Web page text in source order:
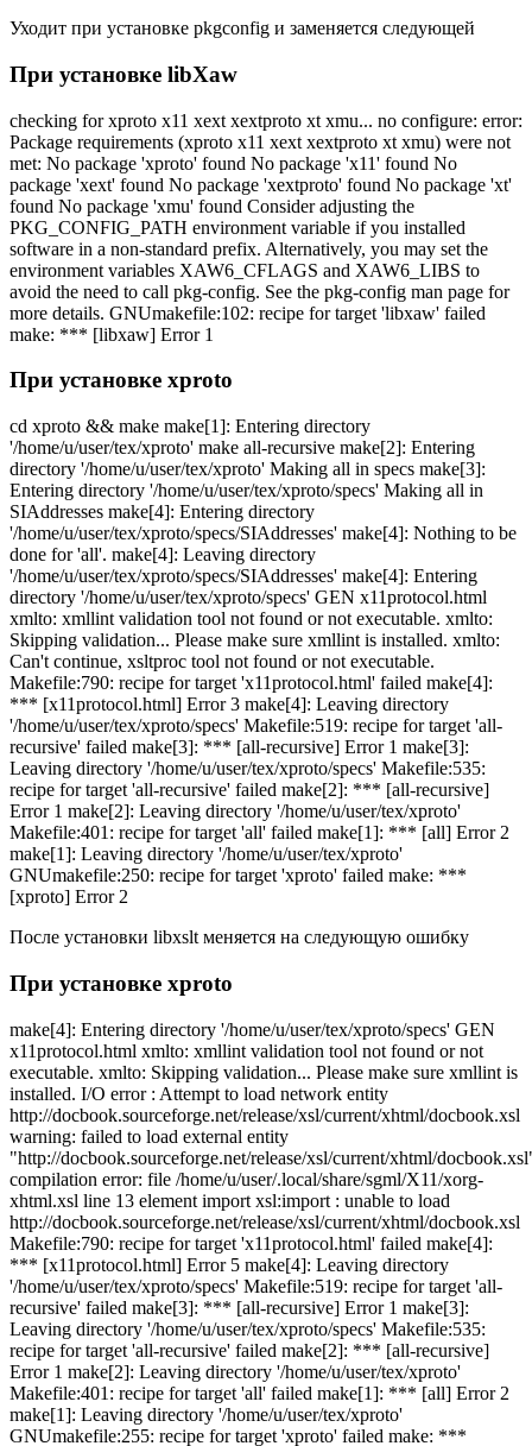
Уходит при установке pkgconfig и заменяется следующей
При установке libXaw
checking for xproto x11 xext xextproto xt xmu... no configure: error:
Package requirements (xproto x11 xext xextproto xt xmu) were not
met: No package 'xproto' found No package 'x11' found No
package 'xext' found No package 'xextproto' found No package 'xt'
found No package 'xmu' found Consider adjusting the
PKG_CONFIG_PATH environment variable if you installed
software in a non-standard prefix. Alternatively, you may set the
environment variables XAW6_CFLAGS and XAW6_LIBS to
avoid the need to call pkg-config. See the pkg-config man page for
more details. GNUmakefile:102: recipe for target 'libxaw' failed
make: *** [libxaw] Error 1
При установке xproto
cd xproto && make make[1]: Entering directory
'/home/u/user/tex/xproto' make all-recursive make[2]: Entering
directory '/home/u/user/tex/xproto' Making all in specs make[3]:
Entering directory '/home/u/user/tex/xproto/specs' Making all in
SIAddresses make[4]: Entering directory
'/home/u/user/tex/xproto/specs/SIAddresses' make[4]: Nothing to be
done for 'all'. make[4]: Leaving directory
'/home/u/user/tex/xproto/specs/SIAddresses' make[4]: Entering
directory '/home/u/user/tex/xproto/specs' GEN x11protocol.html
xmlto: xmllint validation tool not found or not executable. xmlto:
Skipping validation... Please make sure xmllint is installed. xmlto:
Can't continue, xsltproc tool not found or not executable.
Makefile:790: recipe for target 'x11protocol.html' failed make[4]:
*** [x11protocol.html] Error 3 make[4]: Leaving directory
'/home/u/user/tex/xproto/specs' Makefile:519: recipe for target 'all-
recursive' failed make[3]: *** [all-recursive] Error 1 make[3]:
Leaving directory '/home/u/user/tex/xproto/specs' Makefile:535:
recipe for target 'all-recursive' failed make[2]: *** [all-recursive]
Error 1 make[2]: Leaving directory '/home/u/user/tex/xproto'
Makefile:401: recipe for target 'all' failed make[1]: *** [all] Error 2
make[1]: Leaving directory '/home/u/user/tex/xproto'
GNUmakefile:250: recipe for target 'xproto' failed make: ***
[xproto] Error 2
После установки libxslt меняется на следующую ошибку
При установке xproto
make[4]: Entering directory '/home/u/user/tex/xproto/specs' GEN
x11protocol.html xmlto: xmllint validation tool not found or not
executable. xmlto: Skipping validation... Please make sure xmllint is
installed. I/O error : Attempt to load network entity
http://docbook.sourceforge.net/release/xsl/current/xhtml/docbook.xsl
warning: failed to load external entity
"http://docbook.sourceforge.net/release/xsl/current/xhtml/
compilation error: file /home/u/user/.local/share/sgml/X11/xorg-
xhtml.xsl line 13 element import xsl:import : unable to load
http://docbook.sourceforge.net/release/xsl/current/xhtml/docbook.xsl
Makefile:790: recipe for target 'x11protocol.html' failed make[4]:
*** [x11protocol.html] Error 5 make[4]: Leaving directory
'/home/u/user/tex/xproto/specs' Makefile:519: recipe for target 'all-
recursive' failed make[3]: *** [all-recursive] Error 1 make[3]:
Leaving directory '/home/u/user/tex/xproto/specs' Makefile:535:
recipe for target 'all-recursive' failed make[2]: *** [all-recursive]
Error 1 make[2]: Leaving directory '/home/u/user/tex/xproto'
Makefile:401: recipe for target 'all' failed make[1]: *** [all] Error 2
make[1]: Leaving directory '/home/u/user/tex/xproto'
GNUmakefile:255: recipe for target 'xproto' failed make: ***